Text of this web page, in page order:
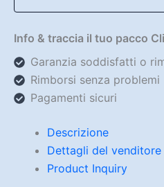
Info & traccia il tuo pacco
Garanzia soddisfatti o
Rimborsi senza problemi
Pagamenti sicuri
Descrizione
Dettagli del venditore
Product Inquiry